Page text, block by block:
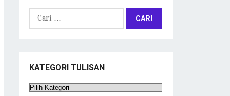
Cari
KATEGORI TULISAN
Kategori